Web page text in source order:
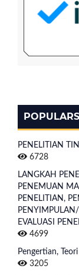
POPULARS
PENELITIAN
6728
LANGKAH
PENEMUAN
PENELITIAN,
EVALUASI
4699
Pengertian,
3205